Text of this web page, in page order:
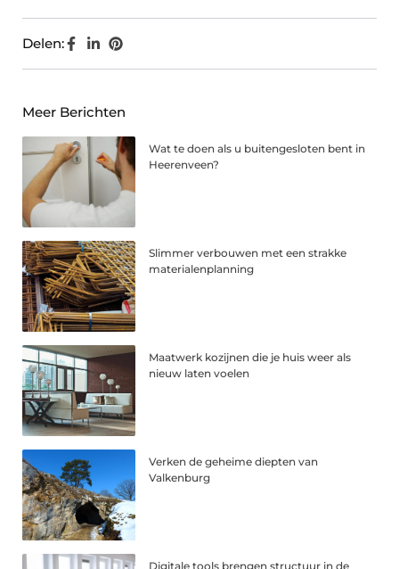
Delen:
Meer Berichten
Wat te doen als u buitengesloten bent in
Heerenveen?
Slimmer verbouwen met een strakke
materialenplanning
Maatwerk kozijnen die je huis weer als
nieuw laten voelen
Verken de geheime diepten van
Valkenburg
Digitale tools brengen structuur in de